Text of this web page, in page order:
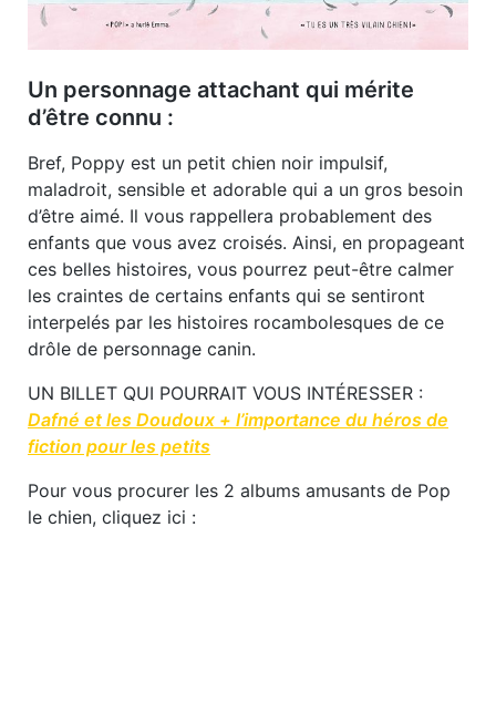
Un personnage attachant qui mérite
d’être connu :
Bref, Poppy est un petit chien noir impulsif,
maladroit, sensible et adorable qui a un gros besoin
d’être aimé. Il vous rappellera probablement des
enfants que vous avez croisés. Ainsi, en propageant
ces belles histoires, vous pourrez peut-être calmer
les craintes de certains enfants qui se sentiront
interpelés par les histoires rocambolesques de ce
drôle de personnage canin.
UN BILLET QUI POURRAIT VOUS INTÉRESSER :
Dafné et les Doudoux + l’importance du héros de
fiction pour les petits
Pour vous procurer les 2 albums amusants de Pop
le chien, cliquez ici :